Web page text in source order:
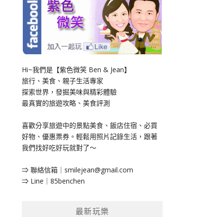
Hi~我們是【紫色微笑 Ben & Jean】
旅行、美食、親子生活專家
探索世界，發掘美味與精彩體驗
最真實的旅遊攻略、美食評測
喜歡分享旅遊中的景點美食、飯店住宿、必買
好物、優惠票券。輕鬆用照片記錄生活，跟著
我們找好吃好玩就對了～
⇒ 聯絡信箱｜ smilejean@gmail.com
⇒ Line｜85benchen
最新玩樂